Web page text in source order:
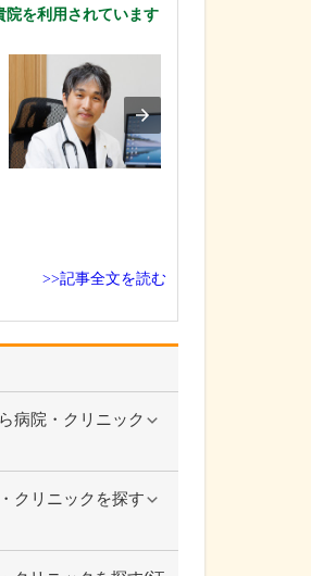
病院・クリニック
クリニックを探す
を利用されています
>>記事全文を読む